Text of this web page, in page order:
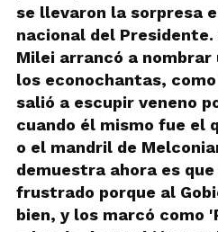
se llevaron la sorpresa
nacional del Presidente.
Milei arrancó a nombrar
los econochantas,
salió a escupir veneno
cuando él mismo fue el
o el mandril de
demuestra ahora es
frustrado porque al
bien, y los marcó como